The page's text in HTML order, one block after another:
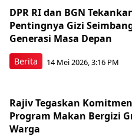
Berita
DPR RI dan BGN
Pentingnya Gizi
Generasi Masa Depan
14 Mei 2026, 3:16 PM
Rajiv Tegaskan
Program Makan Bergizi
Warga